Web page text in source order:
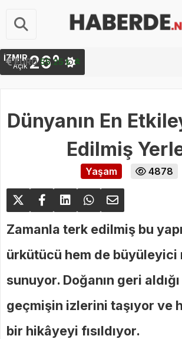
STERLIN 64.48 ₺
İZMIR
Açık 26°
Dünyanın En
Edilmiş
Yaşam 4878
Zamanla terk edilmiş bu
ürkütücü hem de büyüleyici
sunuyor. Doğanın geri
geçmişin izlerini taşıyor ve
bir hikâyeyi fısıldıyor.